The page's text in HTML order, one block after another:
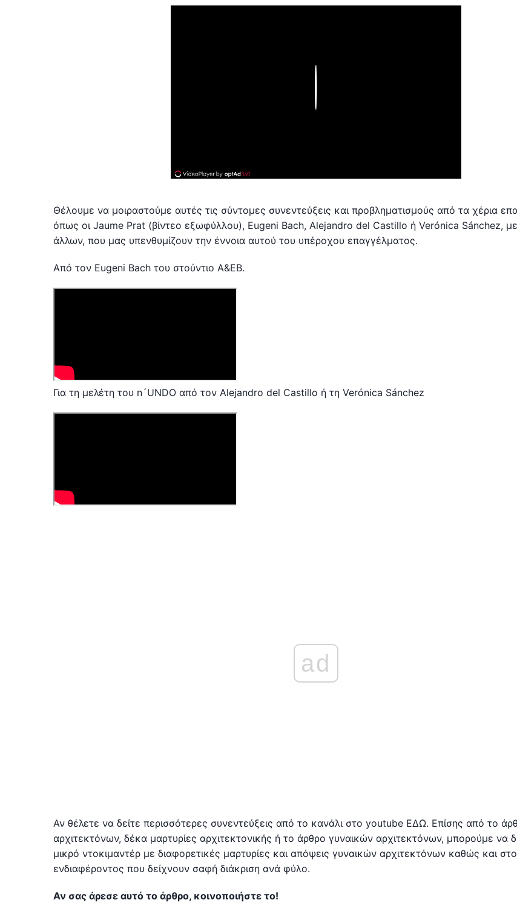
Θέλουμε να μοιραστούμε αυτές τις σύντομες συνεντεύξεις και προβληματισμούς από τα χέρια
όπως οι Jaume Prat (βίντεο εξωφύλλου), Eugeni Bach, Alejandro del Castillo ή Verónica Sánchez,
άλλων, που μας υπενθυμίζουν την έννοια αυτού του υπέροχου επαγγέλματος.
Από τον Eugeni Bach του στούντιο A&EB.
Για τη μελέτη του n´UNDO από τον Alejandro del Castillo ή τη Verónica Sánchez
ad
Αν θέλετε να δείτε περισσότερες συνεντεύξεις από το κανάλι στο youtube ΕΔΩ. Επίσης από το
αρχιτεκτόνων, δέκα μαρτυρίες αρχιτεκτονικής ή το άρθρο γυναικών αρχιτεκτόνων, μπορούμε να
μικρό ντοκιμαντέρ με διαφορετικές μαρτυρίες και απόψεις γυναικών αρχιτεκτόνων καθώς και
ενδιαφέροντος που δείχνουν σαφή διάκριση ανά φύλο.
Αν σας άρεσε αυτό το άρθρο, κοινοποιήστε το!